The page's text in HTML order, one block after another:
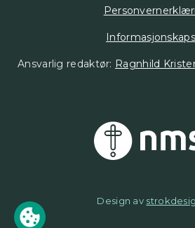
Ansvarlig redaktør: Ragnhild
Design av